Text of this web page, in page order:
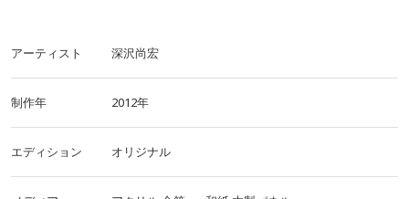
アーティスト 深沢尚宏
制作年 2012年
エディション オリジナル